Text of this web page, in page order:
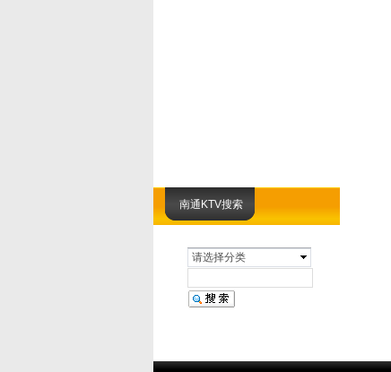
南通KTV搜索
请选择分类